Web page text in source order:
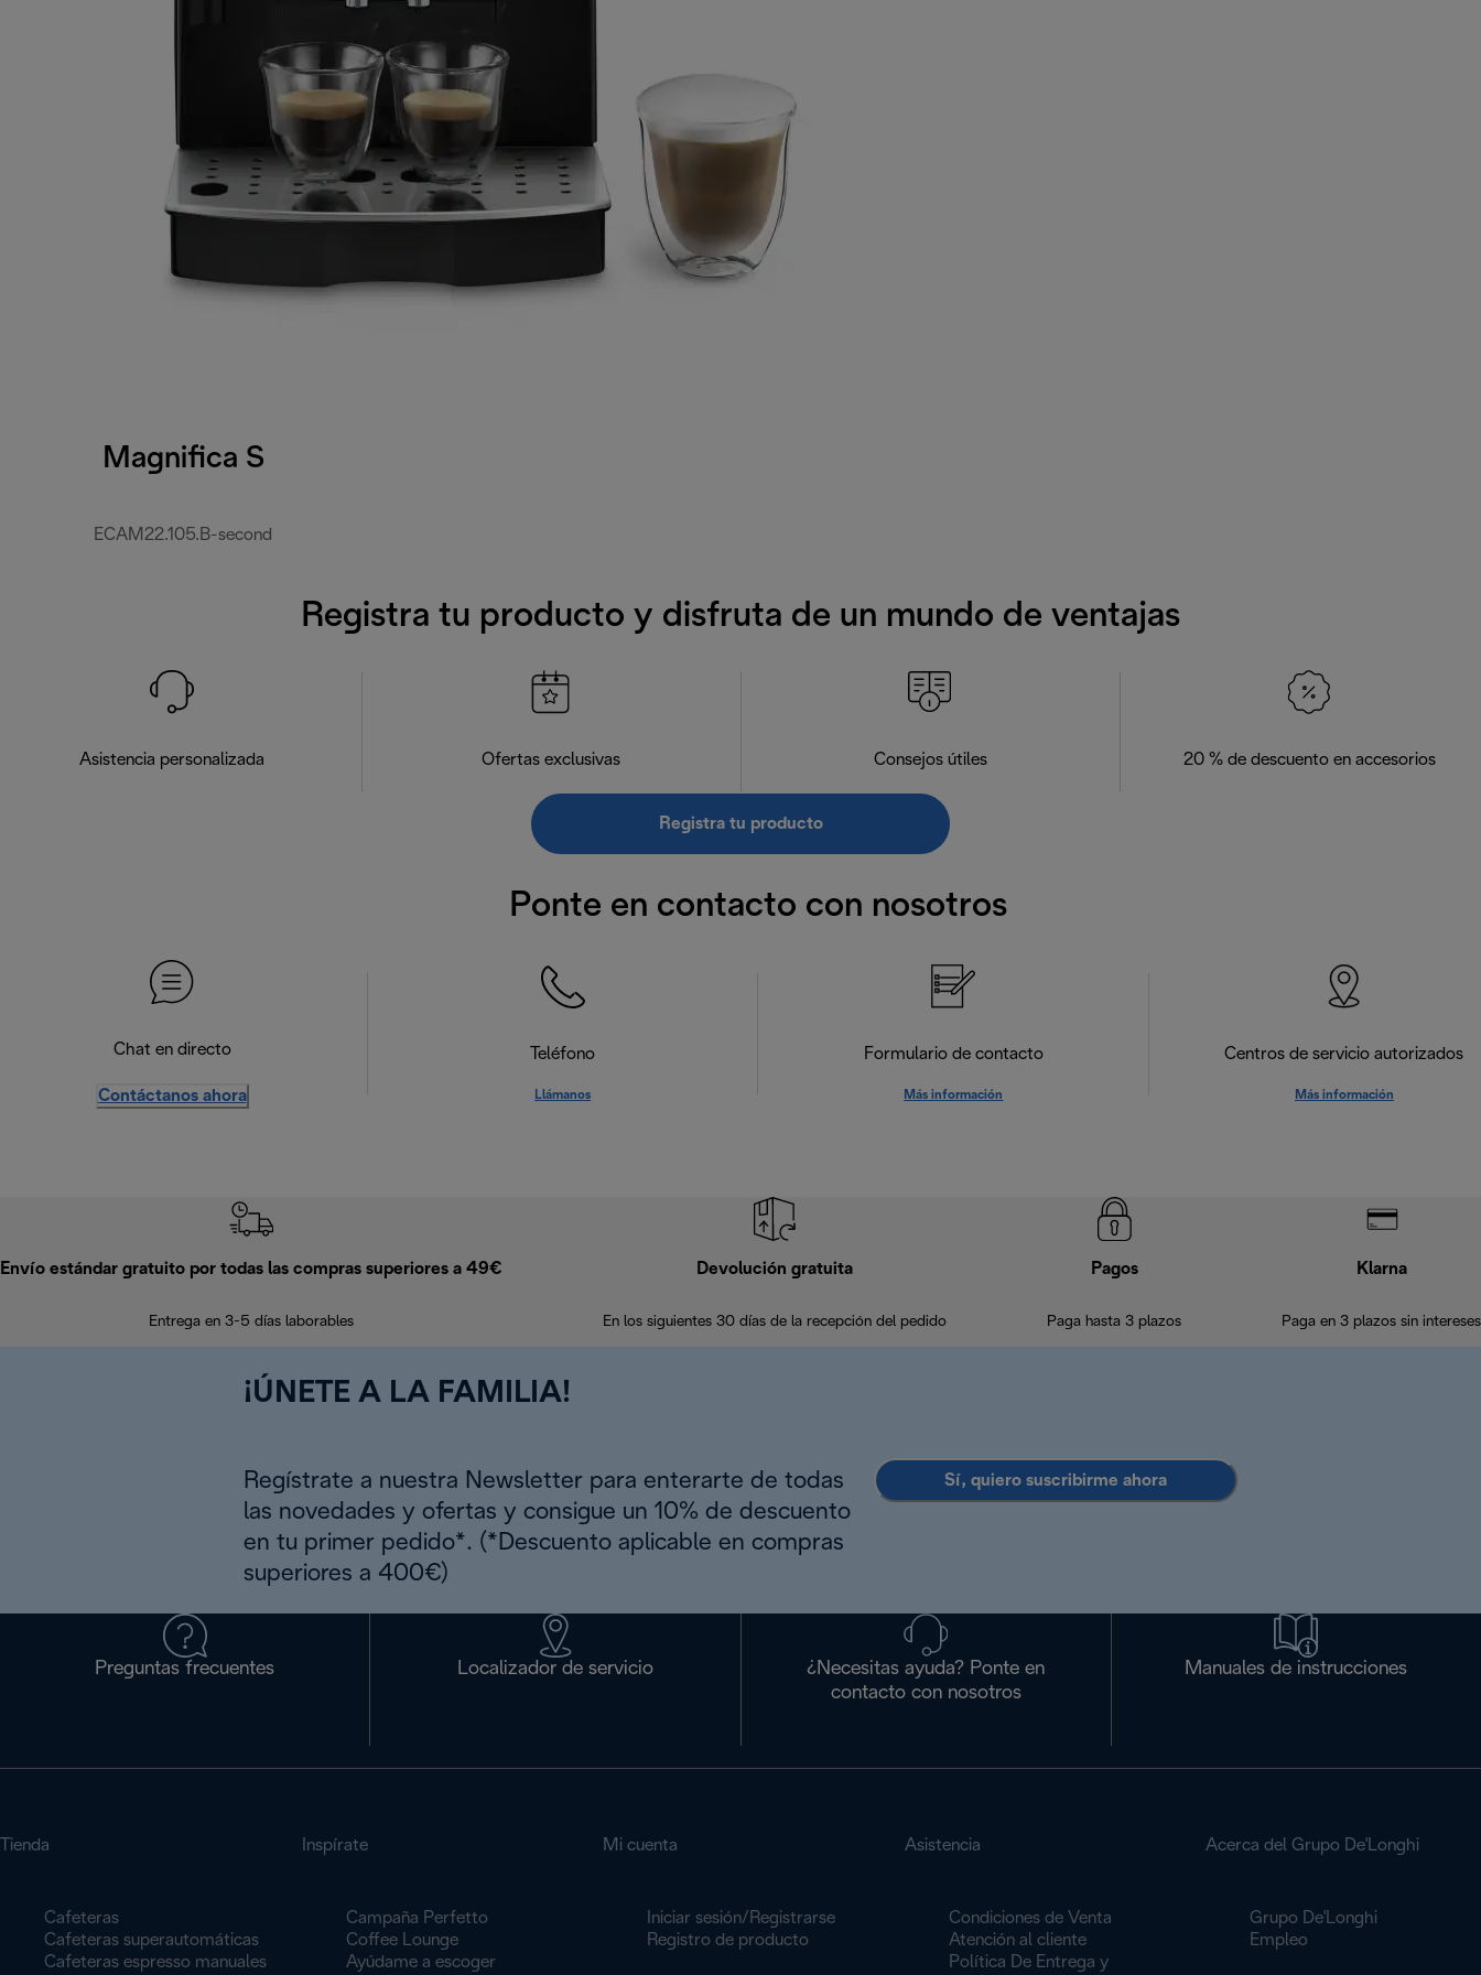
Magnifica S
ECAM22.105.B-second
Registra tu producto y disfruta de un mundo de ventajas
Asistencia personalizada Ofertas exclusivas Consejos útiles 20 % de descuento en accesorios
Registra tu producto
Ponte en contacto con nosotros
Chat en directo
Contáctanos ahora
Teléfono
Llámanos
Formulario de contacto
Más información
Centros de servicio autorizados
Más información
Envío estándar gratuito por todas las compras superiores a 49€
Entrega en 3-5 días laborables
Devolución gratuita
En los siguientes 30 días de la recepción del pedido
Pagos
Paga hasta 3 plazos
Klarna
Paga en 3 plazos sin intereses
¡ÚNETE A LA FAMILIA!
Regístrate a nuestra Newsletter para enterarte de todas
las novedades y ofertas y consigue un 10% de descuento
en tu primer pedido*. (*Descuento aplicable en compras
superiores a 400€)
Sí, quiero suscribirme ahora
Preguntas frecuentes Localizador de servicio
¿Necesitas ayuda? Ponte en
contacto con nosotros
Manuales de instrucciones
Tienda
Cafeteras
Cafeteras superautomáticas
Cafeteras espresso manuales
Inspírate
Campaña Perfetto
Coffee Lounge
Ayúdame a escoger
Mi cuenta
Iniciar sesión/Registrarse
Registro de producto
Asistencia
Condiciones de Venta
Atención al cliente
Política De Entrega y
Acerca del Grupo De'Longhi
Grupo De'Longhi
Empleo